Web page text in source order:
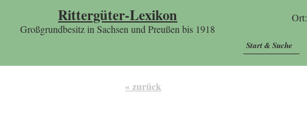
Rittergüter-Lexikon
Großgrundbesitz in Sachsen und Preußen bis 1918
Ort:
Start & Suche
« zurück